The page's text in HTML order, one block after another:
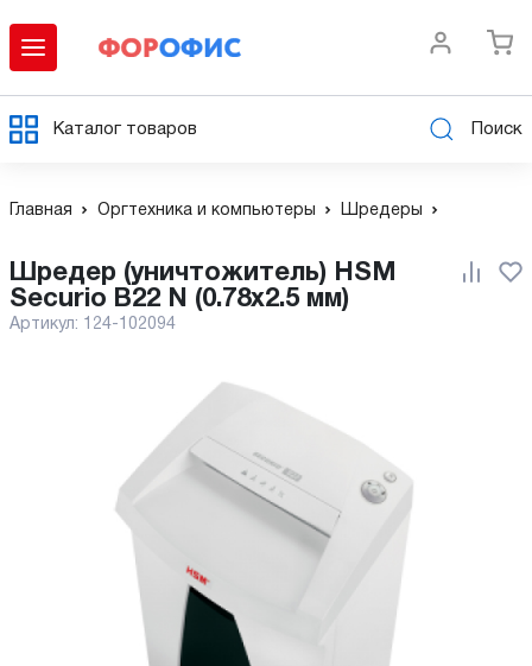
Каталог товаров Поиск
Главная Оргтехника и компьютеры Шредеры
Шредер (уничтожитель) HSM
Securio B22 N (0.78x2.5 мм)
Артикул: 124-102094